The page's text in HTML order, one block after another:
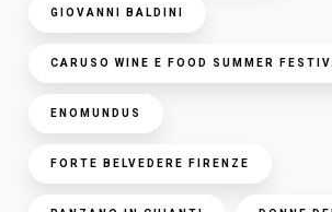
GIOVANNI BALDINI
CARUSO WINE E FOOD SUMMER
ENOMUNDUS
FORTE BELVEDERE FIRENZE